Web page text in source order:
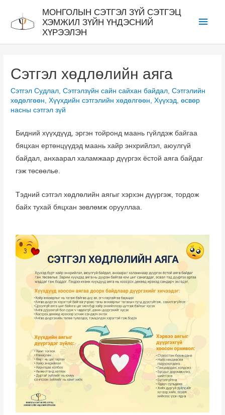
МОНГОЛЫН СЭТГЭЛ ЗҮЙ СЭТГЭЦ
ХЭМЖИЛ ЗҮЙН ҮНДЭСНИЙ
ХҮРЭЭЛЭН
Сэтгэл хөдлөлийн аяга
Сэтгэл Судлал,Сэтгэлзүйн сайн сайхан байдал,Сэтгэлийн
хөдөлгөөн,Хүүхдийн сэтгэлийн хөдөлгөөн,Хүүхэд, өсвөр
насны сэтгэл зүй
Бидний хүүхдүүд, эргэн тойронд маань гүйлдэж байгаа
бяцхан ертөнцүүдэд маань хайр энхрийлэл, аюулгүй
байдал, анхаарал халамжаар дүүргэх ёстой аяга байдаг
гэж төсөөлье.
Тэдний сэтгэл хөдлөлийн аягыг хэрхэн дүүргэж, тордож
байх тухай бяцхан зөвлөмж орууллаа.